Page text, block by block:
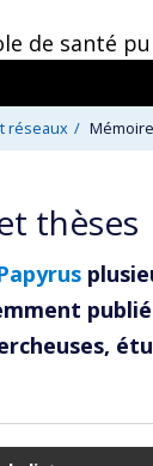
de santé
réseaux
thèses